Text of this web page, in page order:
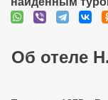
H.TOP HOTELS.
192 номера. Пляж:
и пляжем проходит
матрасы: платно. У
бассейна